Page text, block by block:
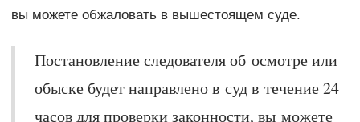
вы можете обжаловать в вышестоящем суде.
Постановление следователя об осмотре или
обыске будет направлено в суд в течение 24
часов для проверки законности, вы можете